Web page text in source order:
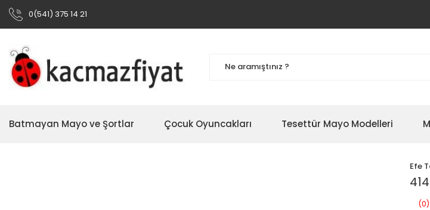
0(541) 375 14 21
Batmayan Mayo ve Şortlar Çocuk Oyuncakları Tesettür Mayo Modelleri
Efe